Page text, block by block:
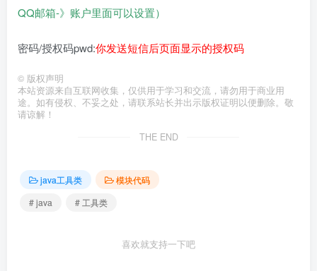
QQ邮箱-》账户里面可以设置）
密码/授权码pwd:你发送短信后页面显示的授权码
© 版权声明
本站资源来自互联网收集，仅供用于学习和交流，请勿用于商业用
途。如有侵权、不妥之处，请联系站长并出示版权证明以便删除。敬
请谅解！
THE END
java工具类
模块代码
# java
# 工具类
喜欢就支持一下吧